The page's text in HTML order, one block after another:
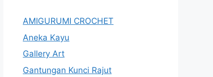
AMIGURUMI CROCHET
Aneka Kayu
Gallery Art
Gantungan Kunci Rajut